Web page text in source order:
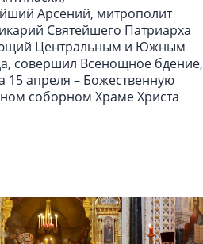
Арсений, митрополит
Святейшего Патриарха
Центральным и Южным
совершил Всенощное бдение,
15 апреля – Божественную
соборном Храме Христа